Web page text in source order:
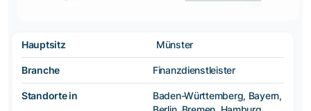
Hauptsitz Münster
Branche Finanzdienstleister
Standorte in
Baden-Württemberg, Bayern,